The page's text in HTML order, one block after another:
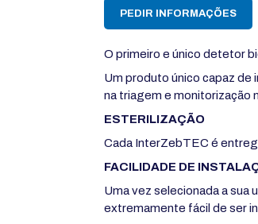
PEDIR INFORMAÇÕES
O primeiro e único detetor
Um produto único capaz
na triagem e monitorização
ESTERILIZAÇÃO
Cada InterZebTEC é
FACILIDADE DE
Uma vez selecionada a sua
extremamente fácil de ser